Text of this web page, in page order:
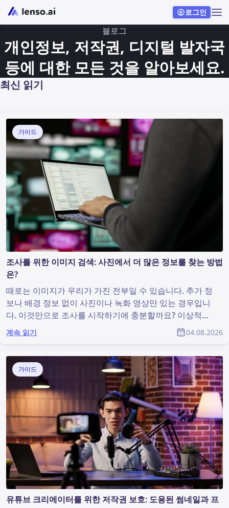
로그인
블로그
개인정보, 저작권, 디지털 발자국
등에 대한 모든 것을 알아보세요.
최신 읽기
가이드
조사를 위한 이미지 검색: 사진에서 더 많은 정보를 찾는 방법
은?
때로는 이미지가 우리가 가진 전부일 수 있습니다. 추가 정
보나 배경 정보 없이 사진이나 녹화 영상만 있는 경우입니
다. 이것만으로 조사를 시작하기에 충분할까요? 이상적인
상황은 아닐 수 있지만, 유용한 정보를 발견하고 조사를 지
원할 수 있는 이미지 검색을 수행하기에는 충분합니다. 그
까요?
계속 읽기 04.08.2026
가이드
유튜브 크리에이터를 위한 저작권 보호: 도용된 썸네일과 프